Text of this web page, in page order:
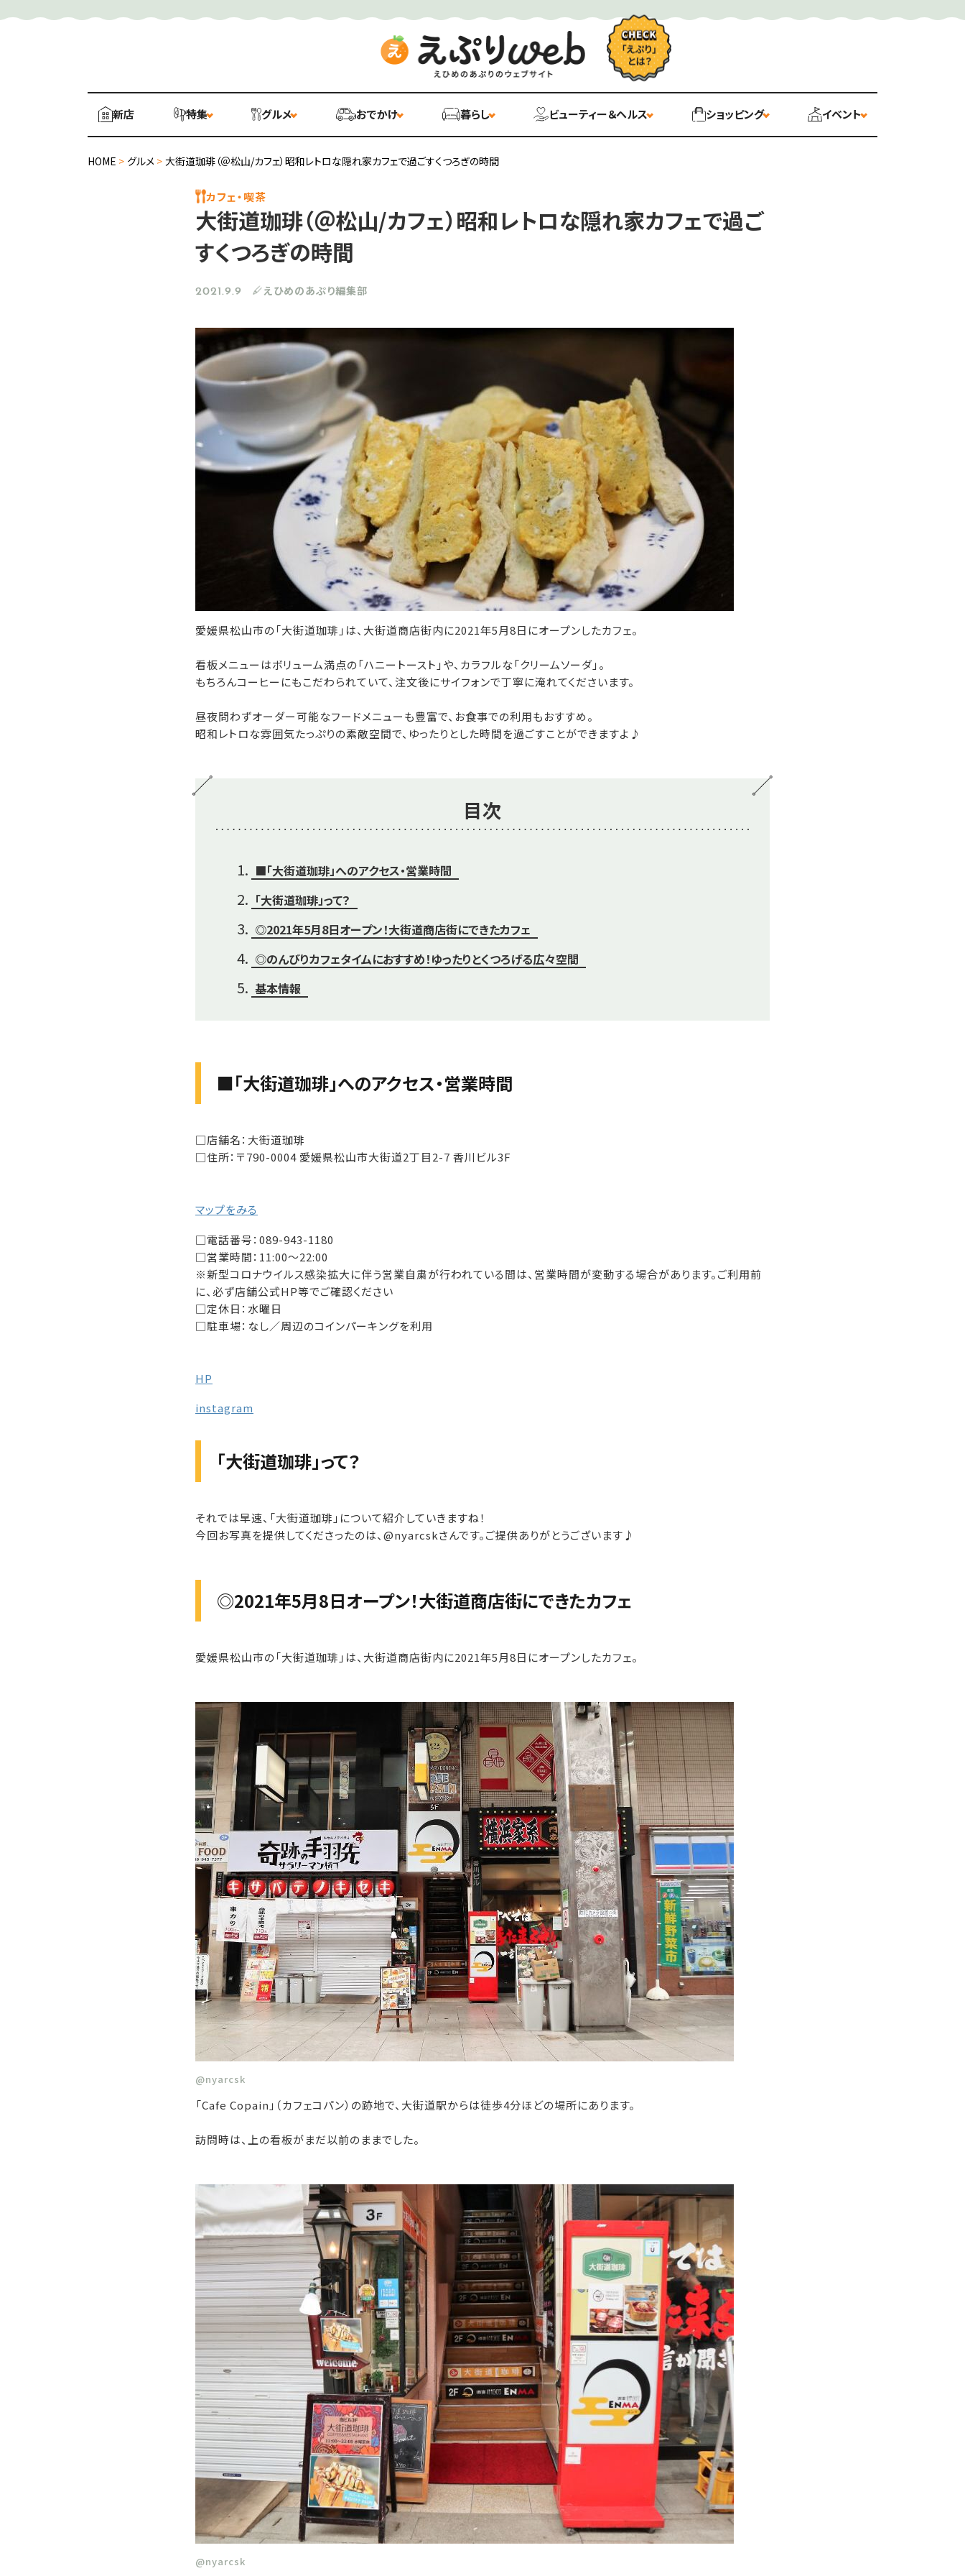
新店 特集 グルメ おでかけ 暮らし ビューティー＆ヘルス ショッピング イベント
HOME > グルメ > 大街道珈琲（＠松山/カフェ）昭和レトロな隠れ家カフェで過ごすくつろぎの時間
カフェ・喫茶
大街道珈琲（＠松山/カフェ）昭和レトロな隠れ家カフェで過ご
すくつろぎの時間
2021.9.9 えひめのあぷり編集部
愛媛県松山市の「大街道珈琲」は、大街道商店街内に2021年5月8日にオープンしたカフェ。
看板メニューはボリューム満点の「ハニートースト」や、カラフルな「クリームソーダ」。
もちろんコーヒーにもこだわられていて、注文後にサイフォンで丁寧に淹れてくださいます。
昼夜問わずオーダー可能なフードメニューも豊富で、お食事での利用もおすすめ。
昭和レトロな雰囲気たっぷりの素敵空間で、ゆったりとした時間を過ごすことができますよ♪
目次
■「大街道珈琲」へのアクセス・営業時間
「大街道珈琲」って？
◎2021年5月8日オープン！大街道商店街にできたカフェ
◎のんびりカフェタイムにおすすめ！ゆったりとくつろげる広々空間
基本情報
■「大街道珈琲」へのアクセス・営業時間
□店舗名：大街道珈琲
□住所：〒790-0004 愛媛県松山市大街道2丁目2-7 香川ビル3F
マップをみる
□電話番号：089-943-1180
□営業時間：11:00～22:00
※新型コロナウイルス感染拡大に伴う営業自粛が行われている間は、営業時間が変動する場合があります。ご利用前
に、必ず店舗公式HP等でご確認ください
□定休日：水曜日
□駐車場：なし／周辺のコインパーキングを利用
HP
instagram
「大街道珈琲」って？
それでは早速、「大街道珈琲」について紹介していきますね！
今回お写真を提供してくださったのは、@nyarcskさんです。ご提供ありがとうございます♪
◎2021年5月8日オープン！大街道商店街にできたカフェ
愛媛県松山市の「大街道珈琲」は、大街道商店街内に2021年5月8日にオープンしたカフェ。
@nyarcsk
「Cafe Copain」（カフェコパン）の跡地で、大街道駅からは徒歩4分ほどの場所にあります。
訪問時は、上の看板がまだ以前のままでした。
@nyarcsk